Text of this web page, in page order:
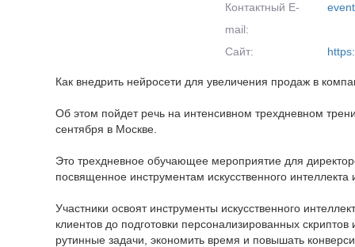
Контактный E-
mail:
Сайт:
Как внедрить нейросети для увеличения продаж в
Об этом пойдет речь на интенсивном трехдневном
сентября в Москве.
Это трехдневное обучающее мероприятие для
посвященное инструментам искусственного
Участники освоят инструменты искусственного
клиентов до подготовки персонализированных
рутинные задачи, экономить время и повышать